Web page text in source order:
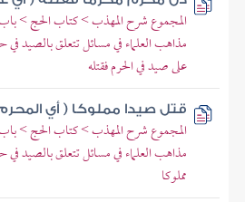
المجموع شرح المهذب > كتاب الحج > باب
مذاهب العلماء في مسائل تتعلق بالصيد
على صيد في الحرم فقتله
قتل صيدا مملوكا ( أي
المجموع شرح المهذب > كتاب الحج > باب
مذاهب العلماء في مسائل تتعلق بالصيد
مملوكا